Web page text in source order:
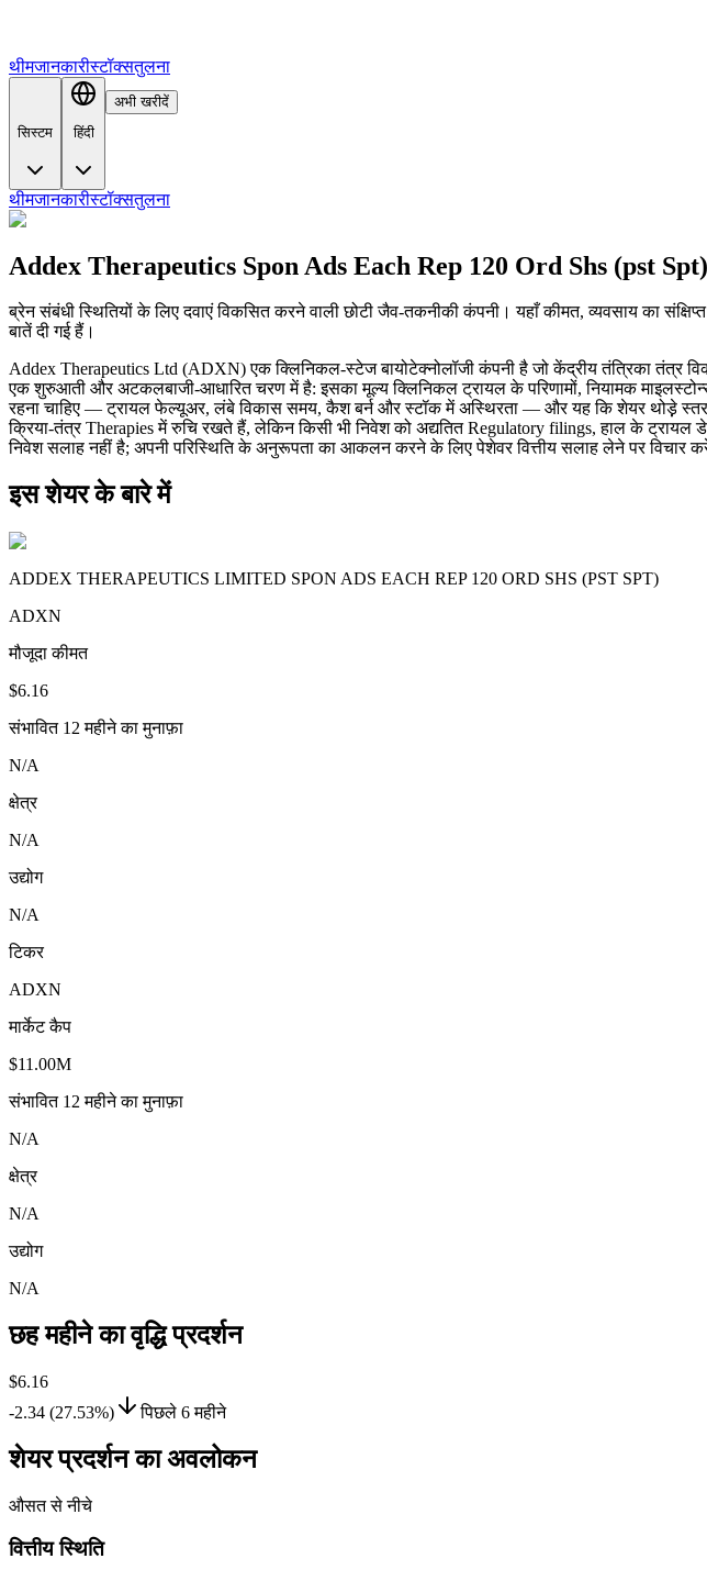
थीमजानकारीस्टॉक्सतुलना
सिस्टम हिंदी
अभी खरीदें
थीमजानकारीस्टॉक्सतुलना
Addex Therapeutics Spon Ads Each Rep 120 Ord Shs (pst
ब्रेन संबंधी स्थितियों के लिए दवाएं विकसित करने वाली छोटी जैव-तकनीकी कंपनी। यहाँ कीमत, व्यवसाय का
बातें दी गई हैं।
Addex Therapeutics Ltd (ADXN) एक क्लिनिकल‑स्टेज बायोटेक्नोलॉजी कंपनी है जो केंद्रीय तंत्रिका तंत्र
एक शुरुआती और अटकलबाजी-आधारित चरण में है: इसका मूल्य क्लिनिकल ट्रायल के परिणामों, नियामक
रहना चाहिए — ट्रायल फेल्यूअर, लंबे विकास समय, कैश बर्न और स्टॉक में अस्थिरता — और यह कि शेयर थोड़़े स्तर
क्रिया-तंत्र Therapies में रुचि रखते हैं, लेकिन किसी भी निवेश को अद्यतित Regulatory filings, हाल के ट्रायल
निवेश सलाह नहीं है; अपनी परिस्थिति के अनुरूपता का आकलन करने के लिए पेशेवर वित्तीय सलाह लेने पर विचार
इस शेयर के बारे में
ADDEX THERAPEUTICS LIMITED SPON ADS EACH REP 120 ORD SHS (PST SPT)
ADXN
मौजूदा कीमत
$6.16
संभावित 12 महीने का मुनाफ़ा
N/A
क्षेत्र
N/A
उद्योग
N/A
टिकर
ADXN
मार्केट कैप
$11.00M
संभावित 12 महीने का मुनाफ़ा
N/A
क्षेत्र
N/A
उद्योग
N/A
छह महीने का वृद्धि प्रदर्शन
$6.16
-2.34 (27.53%)
पिछले 6 महीने
शेयर प्रदर्शन का अवलोकन
औसत से नीचे
वित्तीय स्थिति